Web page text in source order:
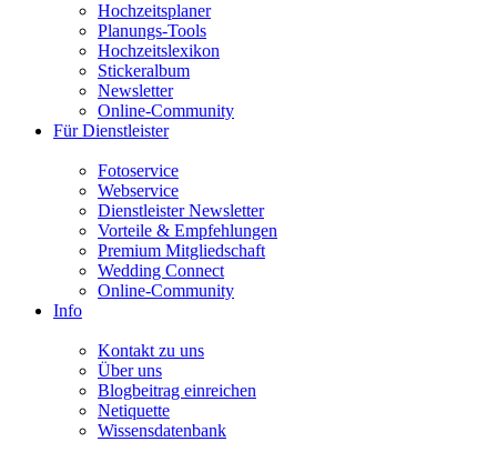
Hochzeitsplaner
Planungs-Tools
Hochzeitslexikon
Stickeralbum
Newsletter
Online-Community
Für Dienstleister
Fotoservice
Webservice
Dienstleister Newsletter
Vorteile & Empfehlungen
Premium Mitgliedschaft
Wedding Connect
Online-Community
Info
Kontakt zu uns
Über uns
Blogbeitrag einreichen
Netiquette
Wissensdatenbank